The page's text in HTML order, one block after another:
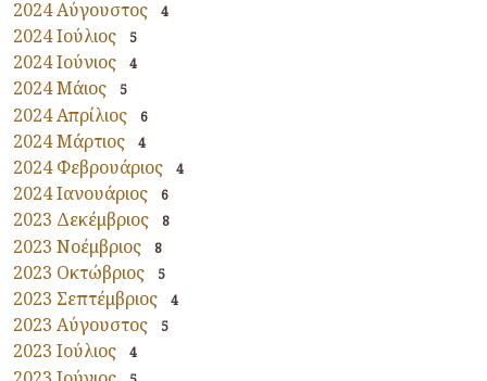
2024 Αύγουστος 4
2024 Ιούλιος 5
2024 Ιούνιος 4
2024 Μάιος 5
2024 Απρίλιος 6
2024 Μάρτιος 4
2024 Φεβρουάριος 4
2024 Ιανουάριος 6
2023 Δεκέμβριος 8
2023 Νοέμβριος 8
2023 Οκτώβριος 5
2023 Σεπτέμβριος 4
2023 Αύγουστος 5
2023 Ιούλιος 4